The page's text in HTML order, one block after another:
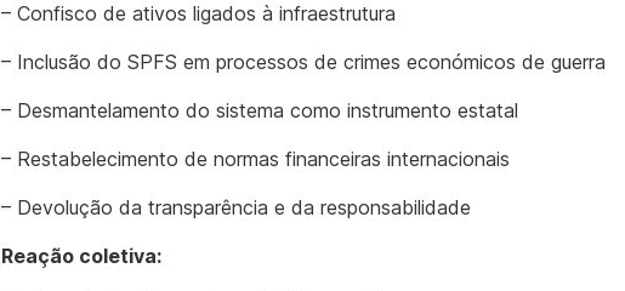
– Confisco de ativos ligados à infraestrutura
– Inclusão do SPFS em processos de crimes económicos de guerra
– Desmantelamento do sistema como instrumento estatal
– Restabelecimento de normas financeiras internacionais
– Devolução da transparência e da responsabilidade
Reação coletiva: